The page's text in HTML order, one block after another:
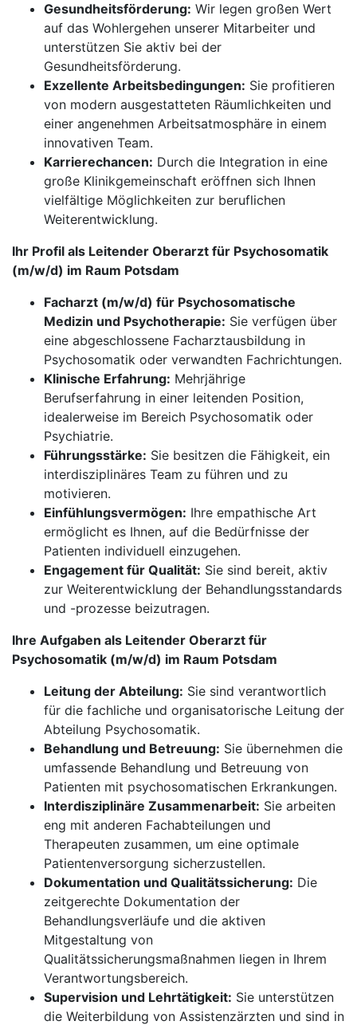
Gesundheitsförderung: Wir legen großen Wert
auf das Wohlergehen unserer Mitarbeiter und
unterstützen Sie aktiv bei der
Gesundheitsförderung.
Exzellente Arbeitsbedingungen: Sie profitieren
von modern ausgestatteten Räumlichkeiten und
einer angenehmen Arbeitsatmosphäre in einem
innovativen Team.
Karrierechancen: Durch die Integration in eine
große Klinikgemeinschaft eröffnen sich Ihnen
vielfältige Möglichkeiten zur beruflichen
Weiterentwicklung.
Ihr Profil als Leitender Oberarzt für Psychosomatik
(m/w/d) im Raum Potsdam
Facharzt (m/w/d) für Psychosomatische
Medizin und Psychotherapie: Sie verfügen über
eine abgeschlossene Facharztausbildung in
Psychosomatik oder verwandten Fachrichtungen.
Klinische Erfahrung: Mehrjährige
Berufserfahrung in einer leitenden Position,
idealerweise im Bereich Psychosomatik oder
Psychiatrie.
Führungsstärke: Sie besitzen die Fähigkeit, ein
interdisziplinäres Team zu führen und zu
motivieren.
Einfühlungsvermögen: Ihre empathische Art
ermöglicht es Ihnen, auf die Bedürfnisse der
Patienten individuell einzugehen.
Engagement für Qualität: Sie sind bereit, aktiv
zur Weiterentwicklung der Behandlungsstandards
und -prozesse beizutragen.
Ihre Aufgaben als Leitender Oberarzt für
Psychosomatik (m/w/d) im Raum Potsdam
Leitung der Abteilung: Sie sind verantwortlich
für die fachliche und organisatorische Leitung der
Abteilung Psychosomatik.
Behandlung und Betreuung: Sie übernehmen die
umfassende Behandlung und Betreuung von
Patienten mit psychosomatischen Erkrankungen.
Interdisziplinäre Zusammenarbeit: Sie arbeiten
eng mit anderen Fachabteilungen und
Therapeuten zusammen, um eine optimale
Patientenversorgung sicherzustellen.
Dokumentation und Qualitätssicherung: Die
zeitgerechte Dokumentation der
Behandlungsverläufe und die aktiven
Mitgestaltung von
Qualitätssicherungsmaßnahmen liegen in Ihrem
Verantwortungsbereich.
Supervision und Lehrtätigkeit: Sie unterstützen
die Weiterbildung von Assistenzärzten und sind in